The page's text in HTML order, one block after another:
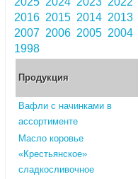
2016 2015 2014 2013
2007 2006 2005 2004
1998
Продукция
Вафли с начинками в
ассортименте
Масло коровье
«Крестьянское»
сладкосливочное